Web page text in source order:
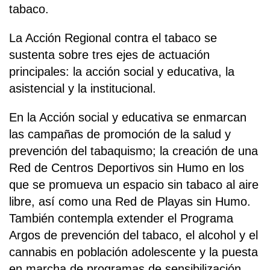
tabaco.
La Acción Regional contra el tabaco se
sustenta sobre tres ejes de actuación
principales: la acción social y educativa, la
asistencial y la institucional.
En la Acción social y educativa se enmarcan
las campañas de promoción de la salud y
prevención del tabaquismo; la creación de una
Red de Centros Deportivos sin Humo en los
que se promueva un espacio sin tabaco al aire
libre, así como una Red de Playas sin Humo.
También contempla extender el Programa
Argos de prevención del tabaco, el alcohol y el
cannabis en población adolescente y la puesta